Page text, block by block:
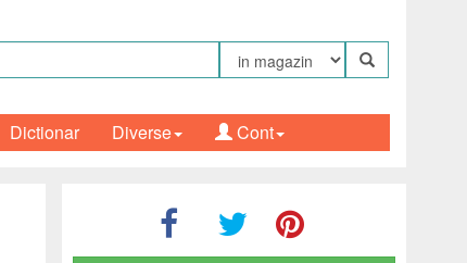
Dictionar Cont
Diverse